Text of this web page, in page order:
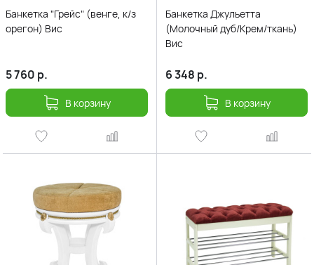
Банкетка "Грейс" (венге, к/з
орегон) Вис
5 760 р.
В корзину
Банкетка Джульетта
(Молочный дуб/Крем/ткань)
Вис
6 348 р.
В корзину